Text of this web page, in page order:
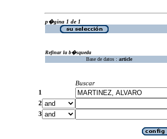
p�gina 1 de 1
Refinar la b�squeda
Base de datos : article
Buscar
1
2
3